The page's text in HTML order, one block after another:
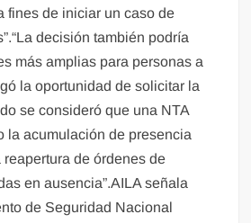
fines de iniciar un caso de
decisión también podría
más amplias para personas a
la oportunidad de solicitar la
se consideró que una NTA
la acumulación de presencia
de órdenes de
en ausencia”.AILA señala
de Seguridad Nacional